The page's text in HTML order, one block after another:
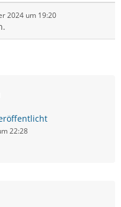
2024 um 19:20
22:28